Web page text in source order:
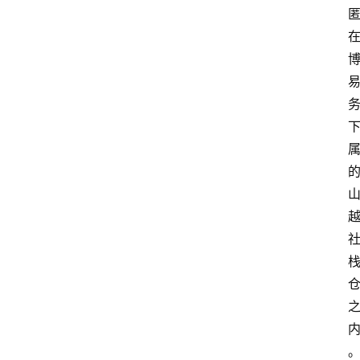
匿
在
博
易
务
下
属
的
山
越
社
栈
仓
之
内
。